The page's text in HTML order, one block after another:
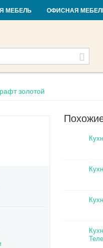
Статьи и новости Фабрики
МЕБЕЛЬ ОФИСНАЯ
золотой